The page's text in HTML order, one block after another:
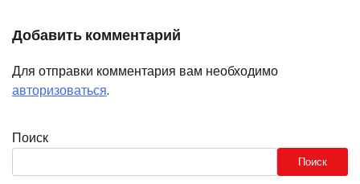
Добавить комментарий
Для отправки комментария вам необходимо
авторизоваться.
Поиск
Поиск